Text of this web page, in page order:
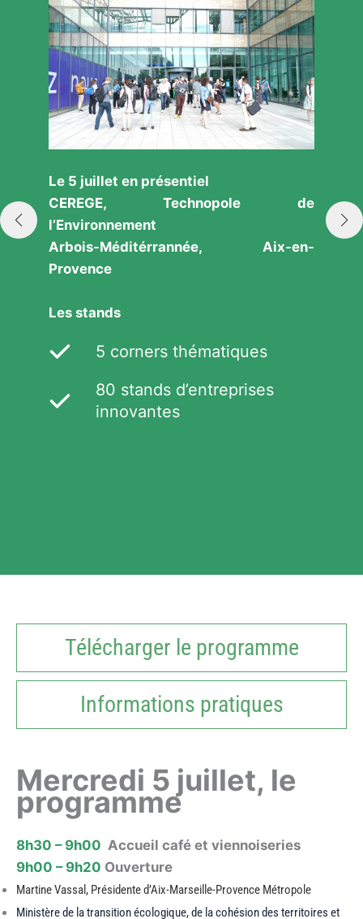
de
en-
CEREGE, Technopole
Arbois-Méditérrannée, Aix-
Des rendez-vous d’affaires
Télécharger le programme
Informations pratiques
Mercredi 5 juillet, le
programme
8h30 – 9h00 Accueil café et viennoiseries
9h00 – 9h20 Ouverture
Martine Vassal, Présidente d’Aix-Marseille-Provence Métropole
Ministère de la transition écologique, de la cohésion des territoires et